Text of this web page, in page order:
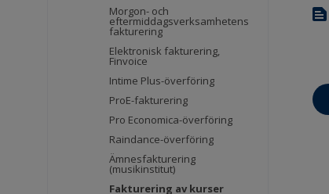
Morgon- och
eftermiddagsverksamhetens
fakturering
Elektronisk fakturering,
Finvoice
Intime Plus-överföring
ProE-fakturering
Pro Economica-överföring
Raindance-överföring
Ämnesfakturering
(musikinstitut)
Fakturering av kurser